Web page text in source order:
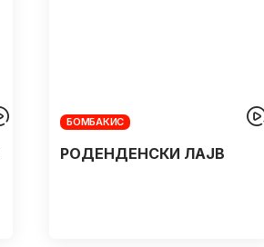
БОМБАКИС
РОДЕНДЕНСКИ ЛАЈВ